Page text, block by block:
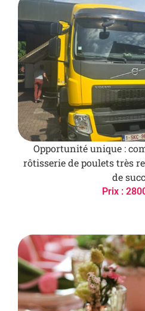
Opportunité unique :
rôtisserie de poulets très
de
Prix :